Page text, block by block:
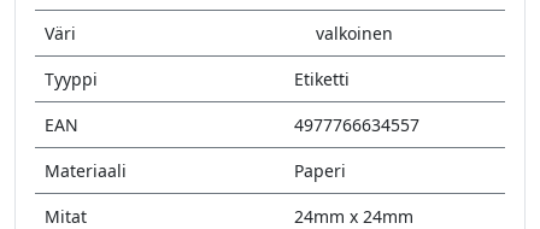
Väri
valkoinen
Tyyppi
Etiketti
EAN
4977766634557
Materiaali
Paperi
Mitat
24mm x 24mm